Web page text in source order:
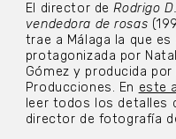
El director deRodrigo
vendedora de rosas
trae a Málaga la que
protagonizada por
Gómez y producida
Producciones. En este
leer todos los detalles
director de fotografía